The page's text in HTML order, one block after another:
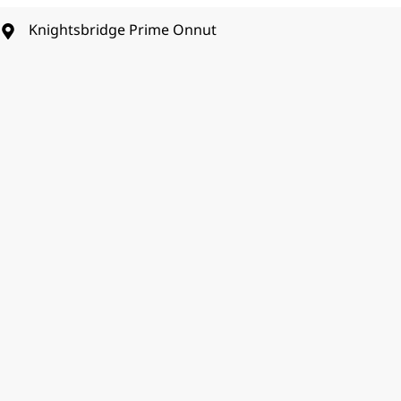
Knightsbridge Prime Onnut